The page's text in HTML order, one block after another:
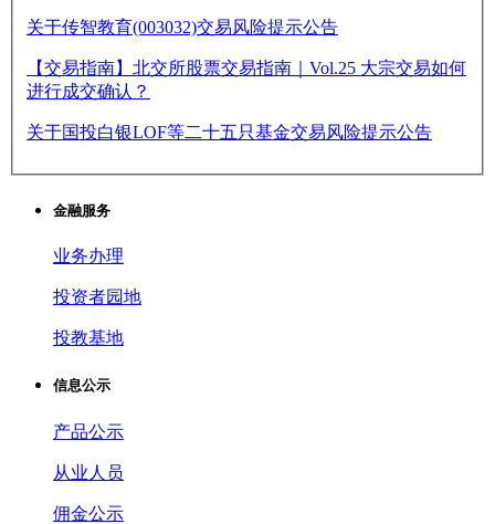
关于传智教育(003032)交易风险提示公告
【交易指南】北交所股票交易指南｜Vol.25 大宗交易如何
进行成交确认？
关于国投白银LOF等二十五只基金交易风险提示公告
金融服务
业务办理
投资者园地
投教基地
信息公示
产品公示
从业人员
佣金公示